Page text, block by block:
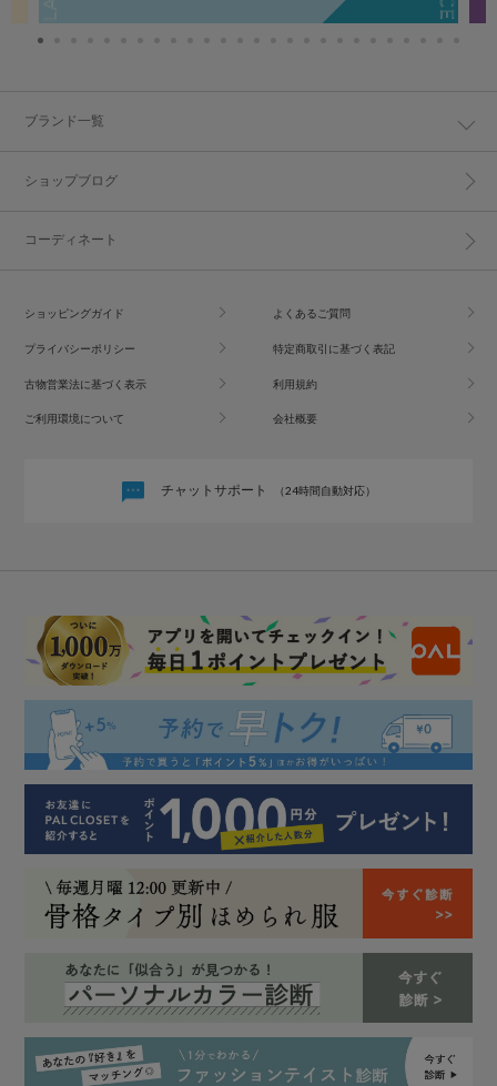
ブランド一覧
ショップブログ
コーディネート
ショッピングガイド よくあるご質問
プライバシーポリシー 特定商取引に基づく表記
古物営業法に基づく表示 利用規約
ご利用環境について 会社概要
チャットサポート （24時間自動対応）